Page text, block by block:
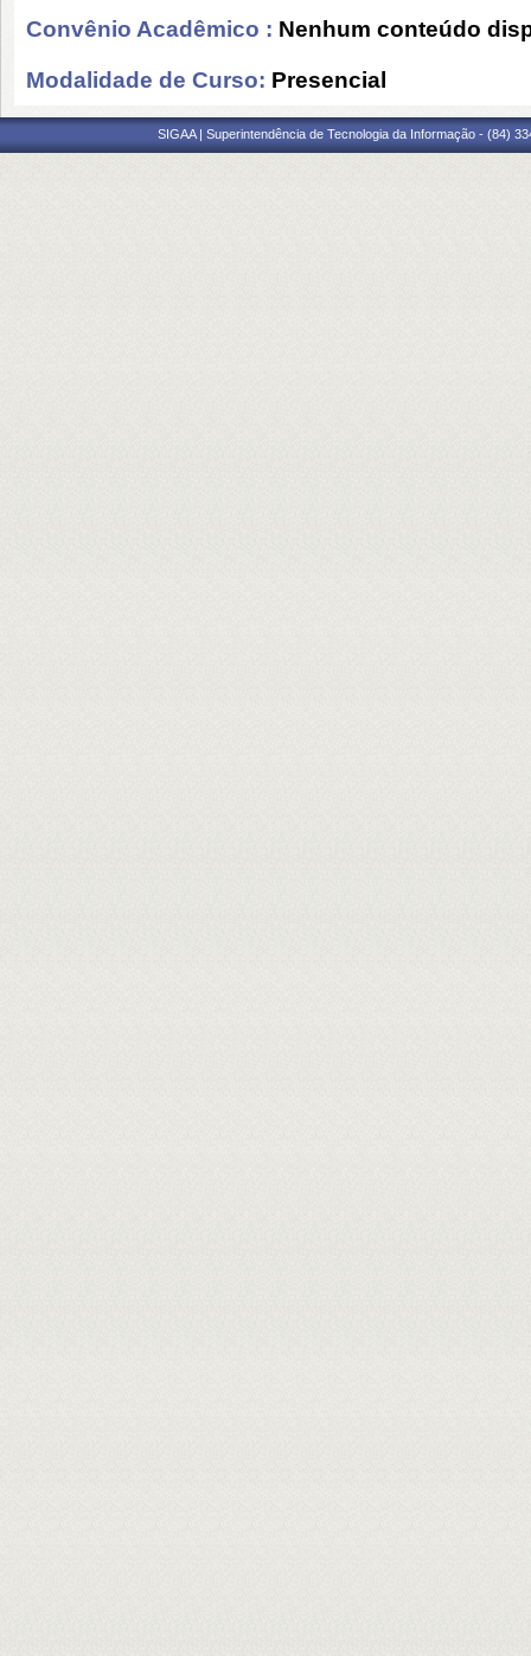
Convênio Acadêmico : Nenhum conteúdo
Modalidade de Curso: Presencial
SIGAA | Superintendência de Tecnologia da Informação - (84)